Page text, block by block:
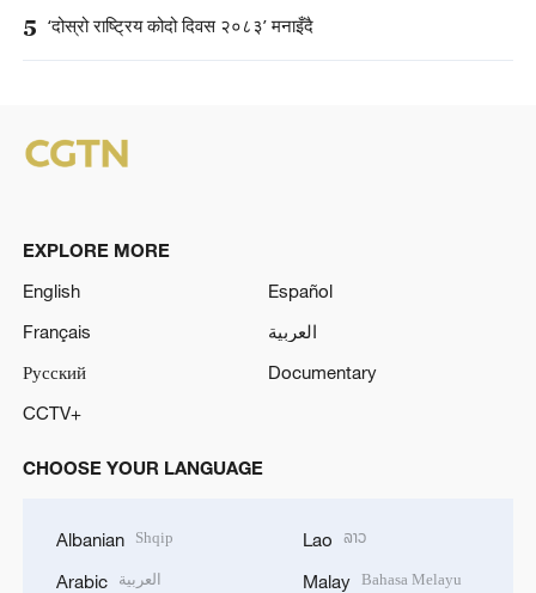
5 ‘दोस्रो राष्ट्रिय कोदो दिवस २०८३’ मनाइँदै
EXPLORE MORE
English
Español
Français
العربية
Русский
Documentary
CCTV+
CHOOSE YOUR LANGUAGE
Albanian Shqip
Arabic العربية
Lao ລາວ
Malay Bahasa Melayu